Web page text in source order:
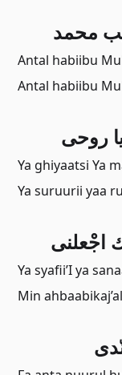
محمد
Antal habiibu
Antal habiibu
ﺭﻭﺣﻰ
Ya ghiyaatsi Ya
Ya suruurii yaa
ﺍﺟْﻌﻠﻨﻰ
Ya syafii’I ya
Min